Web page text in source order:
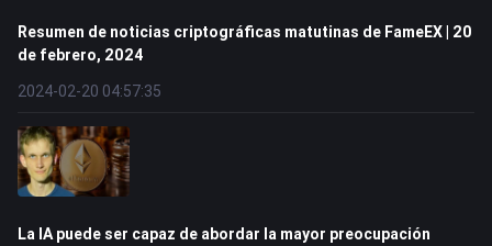
Resumen de noticias criptográficas matutinas de FameEX | 20
de febrero, 2024
2024-02-20 04:57:35
La IA puede ser capaz de abordar la mayor preocupación